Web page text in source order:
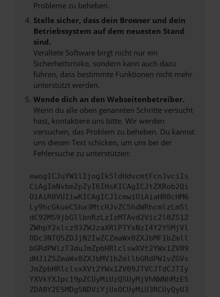
Probleme zu beheben.
Stelle sicher, dass dein Browser und dein
Betriebssystem auf dem neuesten Stand
sind.
Veraltete Software birgt nicht nur ein
Sicherheitsrisiko, sondern kann auch dazu
führen, dass bestimmte Funktionen nicht mehr
unterstützt werden.
Wende dich an den Webseitenbetreiber.
Wenn du alle oben genannten Schritte versucht
hast, kontaktiere uns bitte. Wir werden
versuchen, das Problem zu beheben. Du kannst
uns diesen Text schicken, um uns bei der
Fehlersuche zu unterstützen:
ewogICJuYW1lIjogIk5ldHdvcmtFcnJvciIs
CiAgImNvbmZpZyI6IHsKICAgICJtZXRob2Qi
OiAiR0VUIiwKICAgICJ1cmwiOiAiaHR0cHM6
Ly9hcGkueC5ha3MtcHJvZC5hdWRhcmlzLm5l
dC92MS9jbGllbnRzLzIzMTAvd2Vic2l0ZS12
ZWhpY2xlcz93ZWJzaXRlPTYxNzI4Y2Y5MjVl
ODc3NTQ5ZDJjN2IwZCZmaWx0ZXJbMF1bZmll
bGRdPWlzT3duJmZpbHRlclswXVt2YWx1ZV09
dHJ1ZSZmaWx0ZXJbMV1bZmllbGRdPW1vZGVs
JmZpbHRlclsxXVt2YWx1ZV09JTVCJTdCJTIy
YXVkYXJpc19pZCUyMiUzQSUyMjVhNWNhMzE5
ZDA0Y2E5MDg5NDViYjUxOCUyMiU3RCUyQyU3